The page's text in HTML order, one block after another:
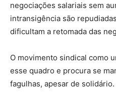
negociações salariais sem
intransigência são
dificultam a retomada das
O movimento sindical como
esse quadro e procura se
fagulhas, apesar de solidário.